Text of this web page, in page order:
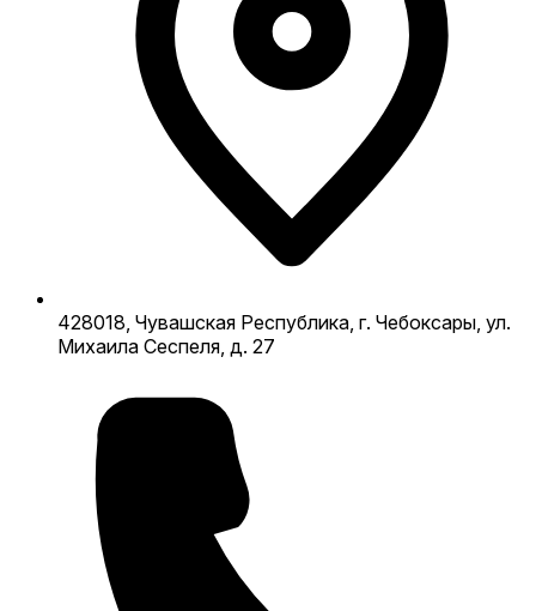
428018, Чувашская Республика, г. Чебоксары, ул.
Михаила Сеспеля, д. 27